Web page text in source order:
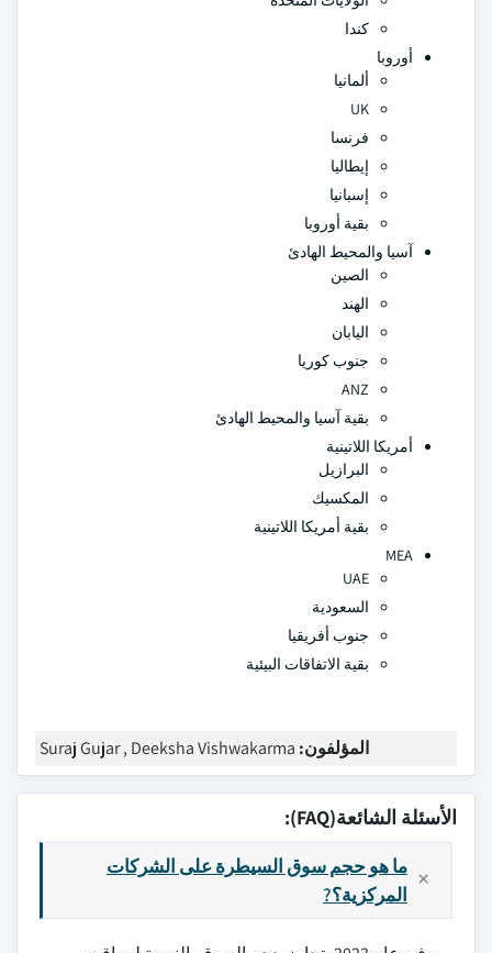
كندا
أوروبا
ألمانيا
UK
فرنسا
إيطاليا
إسبانيا
بقية أوروبا
آسيا والمحيط الهادئ
الصين
الهند
اليابان
جنوب كوريا
ANZ
بقية آسيا والمحيط الهادئ
أمريكا اللاتينية
البرازيل
المكسيك
بقية أمريكا اللاتينية
MEA
UAE
السعودية
جنوب أفريقيا
بقية الاتفاقات البيئية
المؤلفون: Suraj Gujar , Deeksha Vishwakarma
الأسئلة الشائعة(FAQ):
ما هو حجم سوق السيطرة على الشركات
المركزية؟?